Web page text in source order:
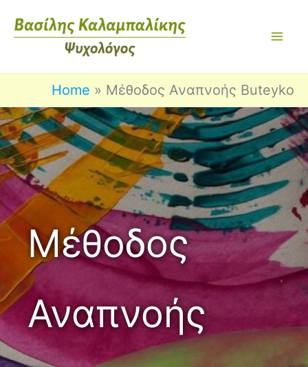
Home
Μέθοδος Αναπνοής Buteyko
Μέθοδος
Αναπνοής